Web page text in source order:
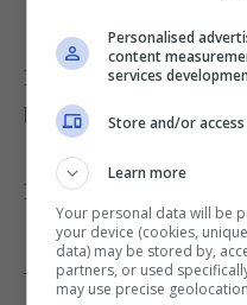
Il pollo in escabeche
bollite e uova sode
Foto di
Tag: Ricette dal mondo
Personalised
content
services
Store and/or
Learn more
Your personal data will be
your device (cookies,
data) may be stored by,
partners, or used
may use precise